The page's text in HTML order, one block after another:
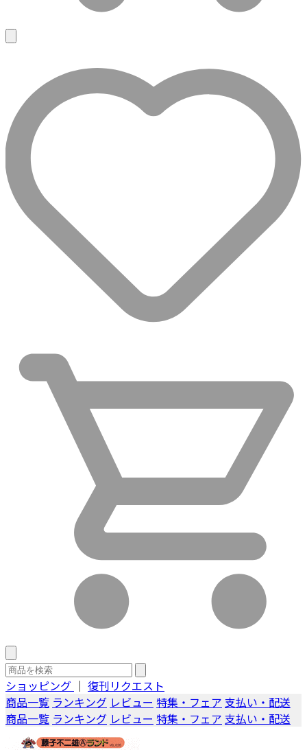
ショッピング ｜ 復刊リクエスト
商品一覧 ランキング レビュー 特集・フェア 支払い・配送
商品一覧 ランキング レビュー 特集・フェア 支払い・配送